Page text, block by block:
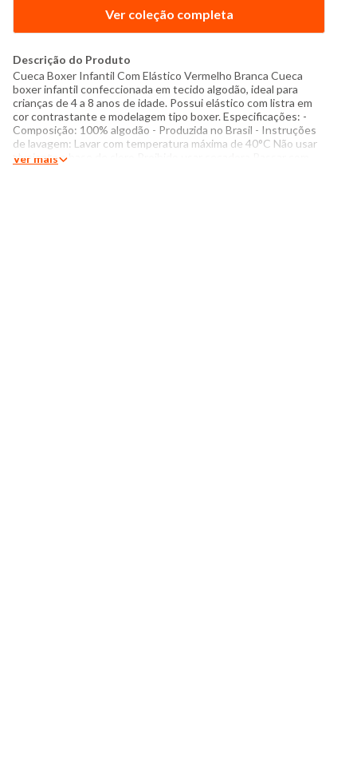
Ver coleção completa
Descrição do Produto
Cueca Boxer Infantil Com Elástico Vermelho Branca Cueca
boxer infantil confeccionada em tecido algodão, ideal para
crianças de 4 a 8 anos de idade. Possui elástico com listra em
cor contrastante e modelagem tipo boxer. Especificações: -
Composição: 100% algodão - Produzida no Brasil - Instruções
de lavagem: Lavar com temperatura máxima de 40°C Não usar
alvejante a base de cloro Proibido usar secadora Passar com
Ver mais